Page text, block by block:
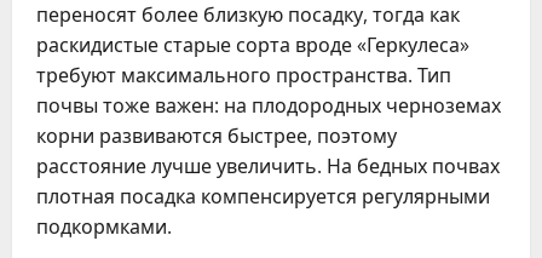
переносят более близкую посадку, тогда как
раскидистые старые сорта вроде «Геркулеса»
требуют максимального пространства. Тип
почвы тоже важен: на плодородных черноземах
корни развиваются быстрее, поэтому
расстояние лучше увеличить. На бедных почвах
плотная посадка компенсируется регулярными
подкормками.